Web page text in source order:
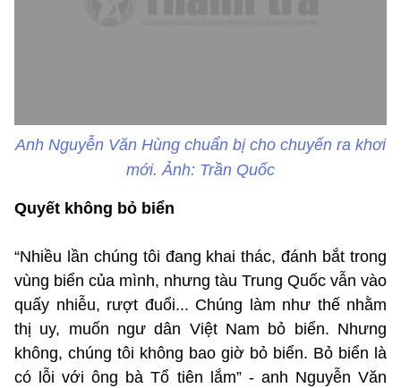
Anh Nguyễn Văn Hùng chuẩn bị cho chuyến ra khơi
mới. Ảnh: Trần Quốc
Quyết không bỏ biển
“Nhiều lần chúng tôi đang khai thác, đánh bắt trong
vùng biển của mình, nhưng tàu Trung Quốc vẫn vào
quấy nhiễu, rượt đuổi... Chúng làm như thế nhằm
thị uy, muốn ngư dân Việt Nam bỏ biển. Nhưng
không, chúng tôi không bao giờ bỏ biển. Bỏ biển là
có lỗi với ông bà Tổ tiên lắm” - anh Nguyễn Văn